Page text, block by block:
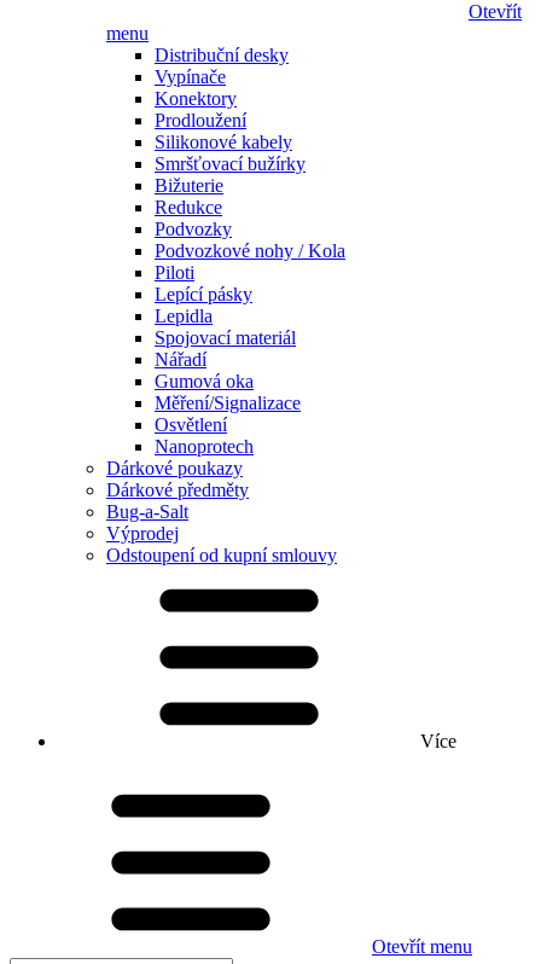
Otevřít
menu
Distribuční desky
Vypínače
Konektory
Prodloužení
Silikonové kabely
Smršťovací bužírky
Bižuterie
Redukce
Podvozky
Podvozkové nohy / Kola
Piloti
Lepící pásky
Lepidla
Spojovací materiál
Nářadí
Gumová oka
Měření/Signalizace
Osvětlení
Nanoprotech
Dárkové poukazy
Dárkové předměty
Bug-a-Salt
Výprodej
Odstoupení od kupní smlouvy
Více
Otevřít menu